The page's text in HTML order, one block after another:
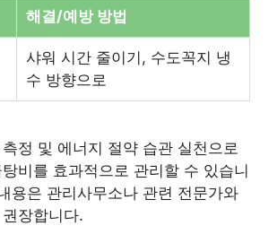
해결/예방 방법
샤워 시간 줄이기, 수도꼭지 냉
수 방향으로
정 및 에너지 절약 습관 실천으로
비를 효과적으로 관리할 수 있습니
용은 관리사무소나 관련 전문가와
장합니다.